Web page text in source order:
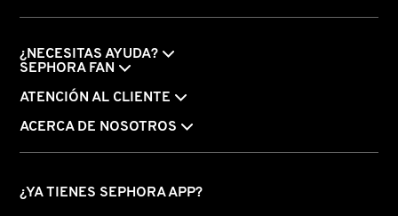
¿NECESITAS AYUDA?
SEPHORA FAN
ATENCIÓN AL CLIENTE
ACERCA DE NOSOTROS
¿YA TIENES SEPHORA APP?